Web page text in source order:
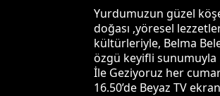
Yurdumuzun güzel
doğası ,yöresel
kültürleriyle, Belma
özgü keyifli sunumuyla
İle Geziyoruz her
16.50’de Beyaz TV